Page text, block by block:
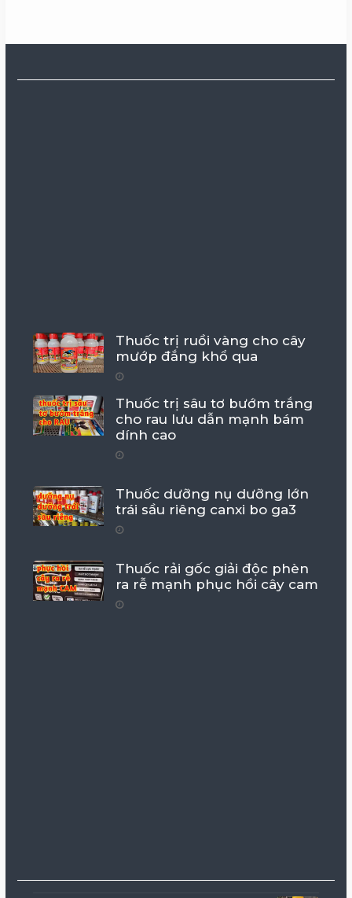
Thuốc trị ruồi vàng cho cây
mướp đắng khổ qua
Thuốc trị sâu tơ bướm trắng
cho rau lưu dẫn mạnh bám
dính cao
Thuốc dưỡng nụ dưỡng lớn
trái sầu riêng canxi bo ga3
Thuốc rải gốc giải độc phèn
ra rễ mạnh phục hồi cây cam